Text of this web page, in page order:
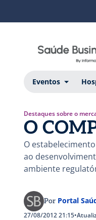
Eventos
Destaques sobre o
O
O
ao
ambiente
Por Portal
27/08/2012 21:15•